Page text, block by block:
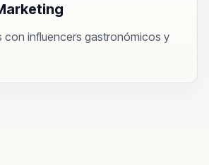
con influencers gastronómicos y